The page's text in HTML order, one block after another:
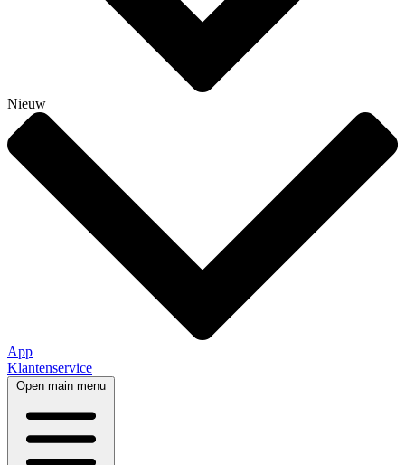
Nieuw
App
Klantenservice
Open main menu